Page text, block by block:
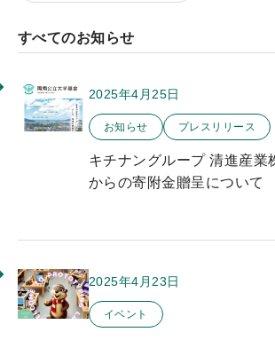
すべてのお知らせ
2025年4月25日
このお知らせのカテゴリー
お知らせ プレスリリース
キチナングループ 清進産業
からの寄附金贈呈について
2025年4月23日
このお知らせのカテゴリー
イベント